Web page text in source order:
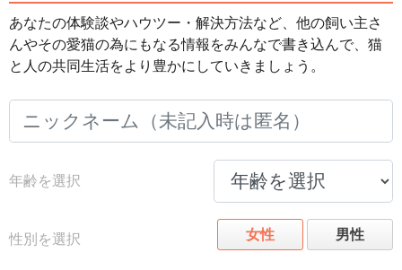
あなたの体験談やハウツー・解決方法など、他の飼い主さ
んやその愛猫の為にもなる情報をみんなで書き込んで、猫
と人の共同生活をより豊かにしていきましょう。
年齢を選択
性別を選択 女性 男性